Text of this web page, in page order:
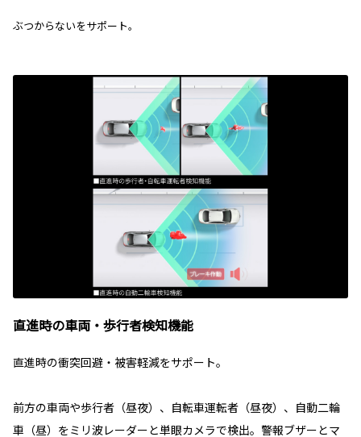
ぶつからないをサポート。
直進時の車両・歩行者検知機能
直進時の衝突回避・被害軽減をサポート。
前方の車両や歩行者（昼夜）、自転車運転者（昼夜）、自動二輪
車（昼）をミリ波レーダーと単眼カメラで検出。警報ブザーとマ